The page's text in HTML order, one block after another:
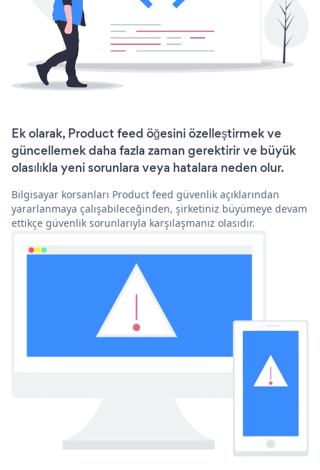
Ek olarak, Product feed öğesini özelleştirmek ve
güncellemek daha fazla zaman gerektirir ve büyük
olasılıkla yeni sorunlara veya hatalara neden olur.
Bilgisayar korsanları Product feed güvenlik açıklarından
yararlanmaya çalışabileceğinden, şirketiniz büyümeye devam
ettikçe güvenlik sorunlarıyla karşılaşmanız olasıdır.